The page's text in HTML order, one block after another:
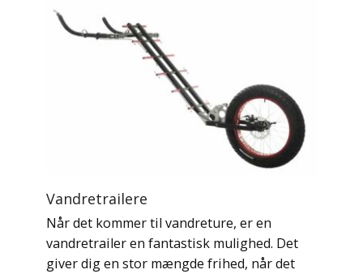
Vandretrailere
Når det kommer til vandreture, er en
vandretrailer en fantastisk mulighed. Det
giver dig en stor mængde frihed, når det